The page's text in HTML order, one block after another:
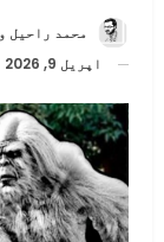
محمد راحیل
اپریل 9, 2026